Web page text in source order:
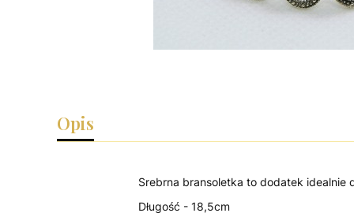
Opis
Srebrna bransoletka to dodatek idealnie
Długość - 18,5cm